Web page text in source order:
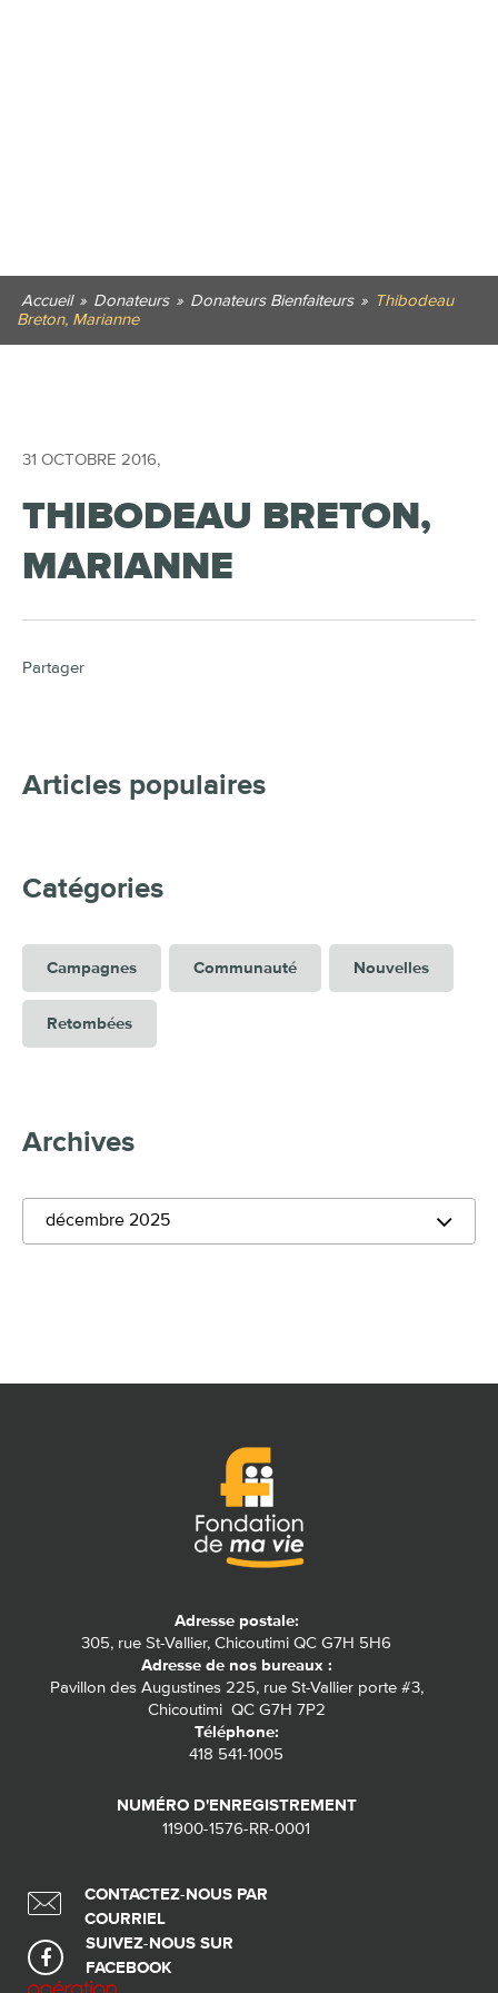
Accueil » Donateurs » Donateurs Bienfaiteurs » Thibodeau
Breton, Marianne
31 OCTOBRE 2016,
THIBODEAU BRETON,
MARIANNE
Partager
Articles populaires
Catégories
Campagnes Communauté Nouvelles
Retombées
Archives
décembre 2025
Adresse postale:
305, rue St-Vallier, Chicoutimi QC G7H 5H6
Adresse de nos bureaux :
Pavillon des Augustines 225, rue St-Vallier porte #3,
Chicoutimi QC G7H 7P2
Téléphone:
418 541-1005
NUMÉRO D'ENREGISTREMENT
11900-1576-RR-0001
CONTACTEZ-NOUS PAR
COURRIEL
SUIVEZ-NOUS SUR
FACEBOOK